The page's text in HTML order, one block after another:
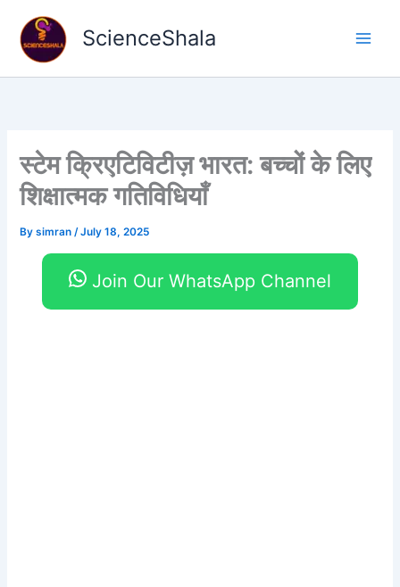
content
ScienceShala
स्टेम क्रिएटिविटीज़ भारत: बच्चों के लिए
शिक्षात्मक गतिविधियाँ
Bysimran/July 18, 2025
Join Our WhatsApp Channel